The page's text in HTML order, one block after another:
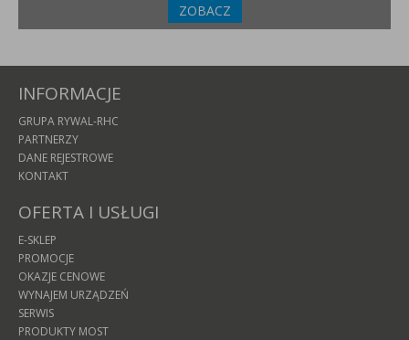
ZOBACZ
INFORMACJE
GRUPA RYWAL-RHC
PARTNERZY
DANE REJESTROWE
KONTAKT
OFERTA I USŁUGI
E-SKLEP
PROMOCJE
OKAZJE CENOWE
WYNAJEM URZĄDZEŃ
SERWIS
PRODUKTY MOST